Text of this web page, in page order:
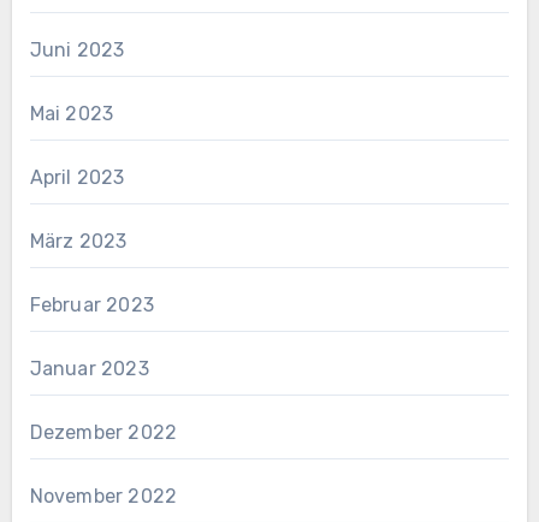
Juni 2023
Mai 2023
April 2023
März 2023
Februar 2023
Januar 2023
Dezember 2022
November 2022